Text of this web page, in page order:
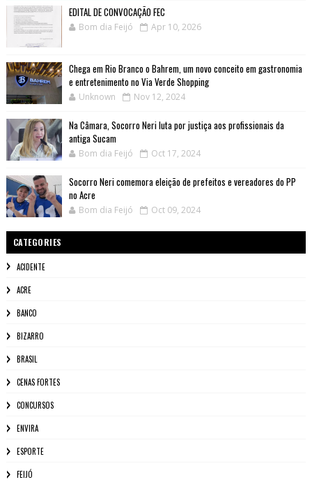
EDITAL DE CONVOCAÇÃO FEC
Bom dia Feijó Apr 10, 2026
Chega em Rio Branco o Bahrem, um novo conceito em gastronomia
e entretenimento no Via Verde Shopping
Unknown Nov 12, 2024
Na Câmara, Socorro Neri luta por justiça aos profissionais da
antiga Sucam
Bom dia Feijó Oct 17, 2024
Socorro Neri comemora eleição de prefeitos e vereadores do PP
no Acre
Bom dia Feijó Oct 09, 2024
CATEGORIES
ACIDENTE
ACRE
BANCO
BIZARRO
BRASIL
CENAS FORTES
CONCURSOS
ENVIRA
ESPORTE
FEIJÓ